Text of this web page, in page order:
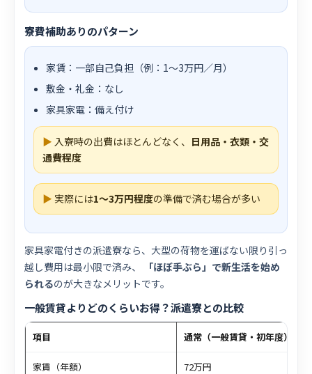
寮費補助ありのパターン
家賃：一部自己負担（例：1〜3万円／月）
敷金・礼金：なし
家具家電：備え付け
▶ 入寮時の出費はほとんどなく、 日用品・衣類・交
通費程度
▶ 実際には1〜3万円程度の準備で済む場合が多い
家具家電付きの派遣寮なら、大型の荷物を運ばない限り引っ
越し費用は最小限で済み、
「ほぼ手ぶら」で新生活を始め
られるのが大きなメリットです。
一般賃貸よりどのくらいお得？派遣寮との比較
項目 通常（一般賃貸・初年度）
家賃（年額） 72万円